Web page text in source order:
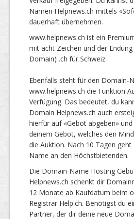
Namen Helpnews.ch mittels
dauerhaft übernehmen.
www.helpnews.ch ist ein
mit acht Zeichen und der
Domain) .ch für Schweiz.
Ebenfalls steht für den Domain-
www.helpnews.ch die Funktion
Verfügung. Das bedeutet, du
Domain Helpnews.ch auch
hierfür auf «Gebot abgeben»
deinem Gebot, welches den
die Auktion. Nach 10 Tagen
Name an den Höchstbietenden.
Die Domain-Name Hosting
Helpnews.ch schenkt dir
12 Monate ab Kaufdatum beim
Registrar Help.ch. Benötigst du
Partner, der dir deine neue